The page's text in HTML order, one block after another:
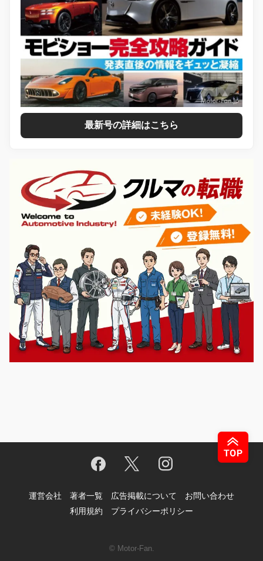
最新号の詳細はこちら
運営会社 著者一覧 広告掲載について
お問い合わせ
利用規約
プライバシーポリシー
© Motor-Fan.